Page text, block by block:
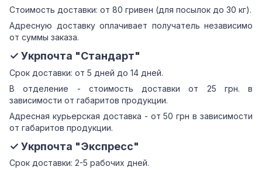
Стоимость доставки: от 80 гривен (для посылок до 30 кг).
Адресную доставку оплачивает получатель независимо
от суммы заказа.
✓ Укрпочта "Стандарт"
Срок доставки: от 5 дней до 14 дней.
В отделение - стоимость доставки от 25 грн. в
зависимости от габаритов продукции.
Адресная курьерская доставка - от 50 грн в зависимости
от габаритов продукции.
✓ Укрпочта "Экспресс"
Срок доставки: 2-5 рабочих дней.